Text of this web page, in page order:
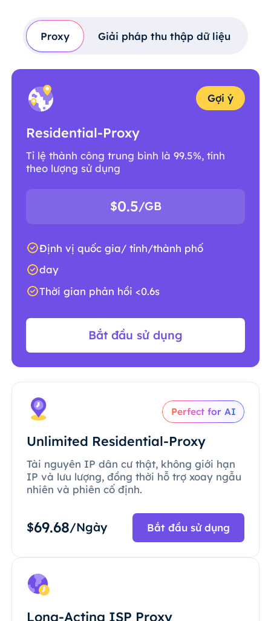
Proxy Giải pháp thu thập dữ liệu
Gợi ý
Residential-Proxy
Tỉ lệ thành công trung bình là 99.5%, tính
theo lượng sử dụng
$0.5/GB
Định vị quốc gia/ tỉnh/thành phố
day
Thời gian phản hồi <0.6s
Bắt đầu sử dụng
Perfect for AI
Unlimited Residential-Proxy
Tài nguyên IP dân cư thật, không giới hạn
IP và lưu lượng, đồng thời hỗ trợ xoay ngẫu
nhiên và phiên cố định.
$69.68/Ngày Bắt đầu sử dụng
Long-Acting ISP Proxy